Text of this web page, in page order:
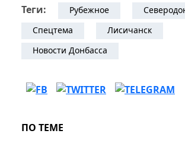
Теги: Рубежное
Спецтема
Лисичанск
Новости Донбасса
ПО ТЕМЕ